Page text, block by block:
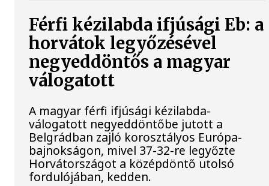
Férfi kézilabda ifjúsági Eb: a
horvátok legyőzésével
negyeddöntős a magyar
válogatott
A magyar férfi ifjúsági kézilabda-
válogatott negyeddöntőbe jutott a
Belgrádban zajló korosztályos Európa-
bajnokságon, mivel 37-32-re legyőzte
Horvátországot a középdöntő utolsó
fordulójában, kedden.